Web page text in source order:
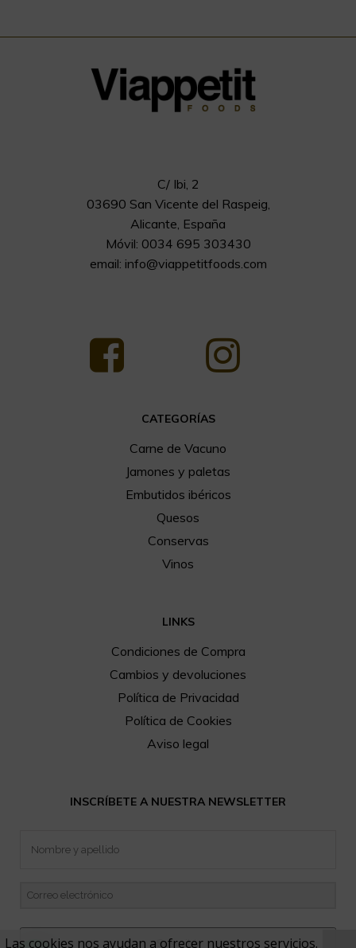
C/ Ibi, 2
03690 San Vicente del Raspeig,
Alicante, España
Móvil: 0034 695 303430
email: info@viappetitfoods.com
CATEGORÍAS
Carne de Vacuno
Jamones y paletas
Embutidos ibéricos
Quesos
Conservas
Vinos
LINKS
Condiciones de Compra
Cambios y devoluciones
Política de Privacidad
Política de Cookies
Aviso legal
INSCRÍBETE A NUESTRA NEWSLETTER
Suscribir
Las cookies nos ayudan a ofrecer nuestros servicios.